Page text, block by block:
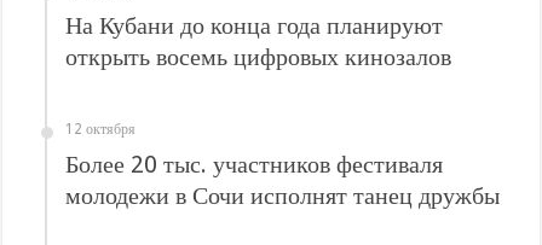
На Кубани до конца года планируют
открыть восемь цифровых кинозалов
12 октября
Более 20 тыс. участников фестиваля
молодежи в Сочи исполнят танец дружбы